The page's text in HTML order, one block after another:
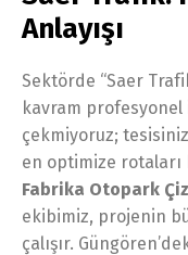
Anlayışı
Sektörde “Saer
kavram
çekmiyoruz;
en optimize rotaları
Fabrika Otopark
ekibimiz, projenin
çalışır.